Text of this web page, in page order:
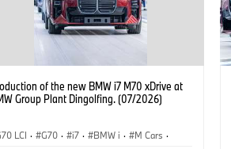
of the new BMW i7 M70 xDrive at
Group Plant Dingolfing. (07/2026)
LCI · G70 · i7 · BMW i · M Cars ·